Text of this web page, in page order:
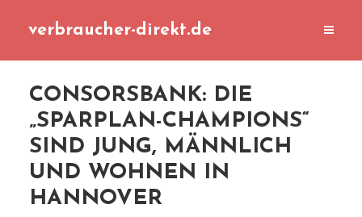
verbraucher-direkt.de
CONSORSBANK: DIE
„SPARPLAN-CHAMPIONS“
SIND JUNG, MÄNNLICH
UND WOHNEN IN
HANNOVER